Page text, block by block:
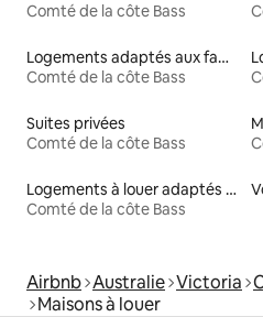
Comté de la côte Bass
Logements adaptés aux familles à louer
Comté de la côte Bass
Suites privées
Comté de la côte Bass
Logements à louer adaptés aux animaux
Comté de la côte Bass
Airbnb Australie Victoria
Maisons à louer